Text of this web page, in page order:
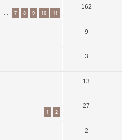
… 7 8 9 10 11
162
9
3
13
1 2
27
2